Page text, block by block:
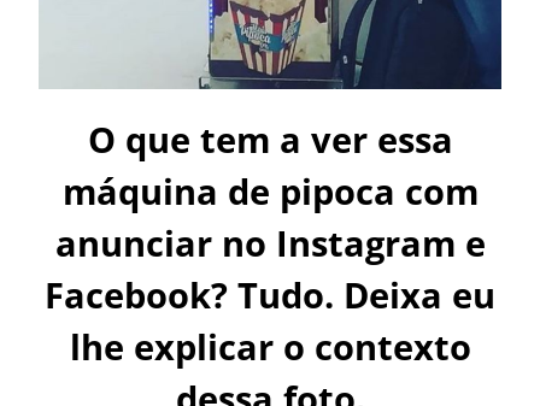
O que tem a ver essa
máquina de pipoca com
anunciar no Instagram e
Facebook? Tudo. Deixa eu
lhe explicar o contexto